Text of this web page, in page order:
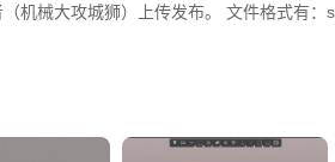
机械大攻城狮）上传发布。 文件格式有